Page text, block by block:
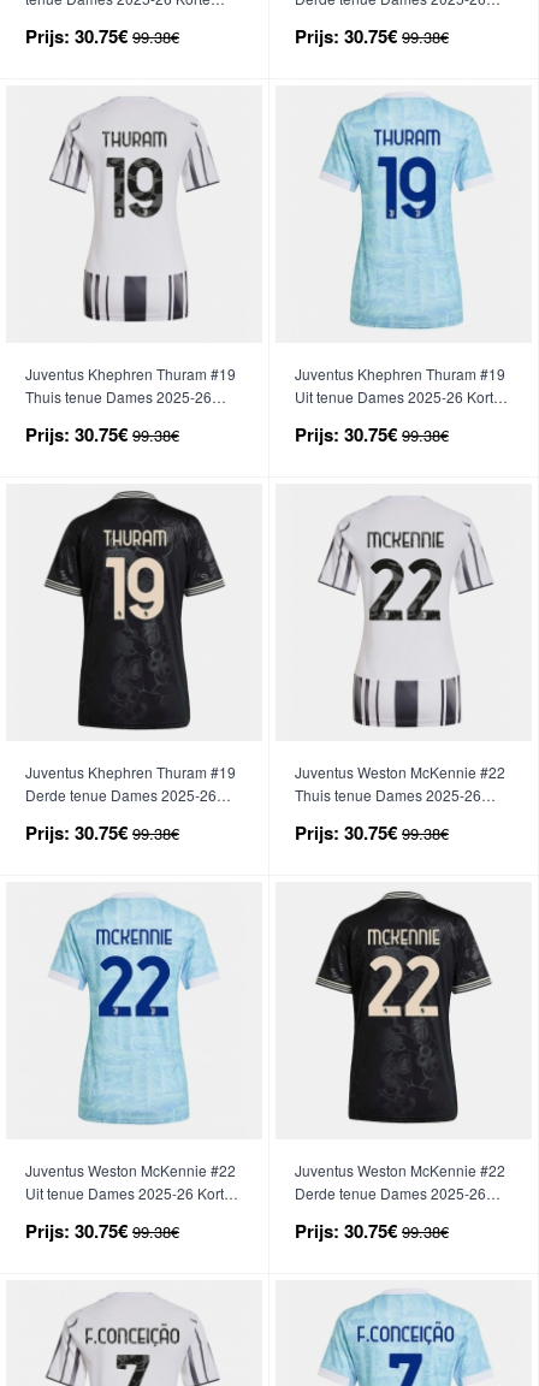
Prijs: 30.75€ 99.38€ Prijs: 30.75€ 99.38€
Juventus Khephren Thuram #19
Thuis tenue Dames 2025-26
Prijs: 30.75€ 99.38€
Juventus Khephren Thuram #19
Uit tenue Dames 2025-26 Korte
Prijs: 30.75€ 99.38€
Juventus Khephren Thuram #19
Derde tenue Dames 2025-26
Prijs: 30.75€ 99.38€
Juventus Weston McKennie #22
Thuis tenue Dames 2025-26
Prijs: 30.75€ 99.38€
Juventus Weston McKennie #22
Uit tenue Dames 2025-26 Korte
Prijs: 30.75€ 99.38€
Juventus Weston McKennie #22
Derde tenue Dames 2025-26
Prijs: 30.75€ 99.38€